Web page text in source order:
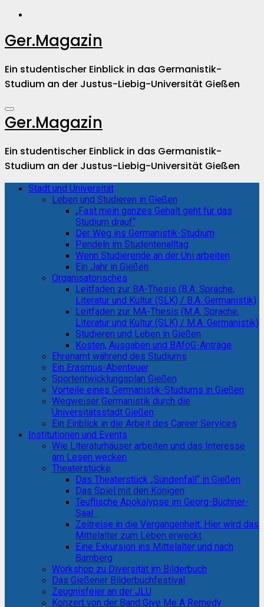
Zum
springen
Ger.Magazin
Ein studentischer Einblick in das Germanistik-
Studium an der Justus-Liebig-Universität Gießen
Ger.Magazin
Ein studentischer Einblick in das Germanistik-
Studium an der Justus-Liebig-Universität Gießen
Stadt und Universität
Leben und Studieren in Gießen
„Fast mein ganzes Gehalt geht für das
Studium drauf“
Der Weg ins Germanistik-Studium
Pendeln im Studentenalltag
Wenn Studierende an der Uni arbeiten
Ein Jahr in Gießen
Organisatorisches
Leitfaden zur BA-Thesis (B.A. Sprache,
Literatur und Kultur (SLK) / B.A. Germanistik)
Leitfaden zur MA-Thesis (M.A. Sprache,
Literatur und Kultur (SLK) / M.A. Germanistik)
Studieren und Leben in Gießen
Kosten, Ausgaben und BAföG-Anträge
Ehrenamt während des Studiums
Ein Erasmus-Abenteuer
Sportentwicklungsplan Gießen
Vorteile eines Germanistik-Studiums in Gießen
Wegweiser Germanistik durch die
Universitätsstadt Gießen
Ein Einblick in die Arbeit des Career Services
Institutionen und Events
Wie Literaturhäuser arbeiten und das Interesse
am Lesen wecken
Theaterstücke
Das Theaterstück „Sündenfall“ in Gießen
Das Spiel mit den Königen
Teuflische Apokalypse im Georg-Büchner-
Saal
Zeitreise in die Vergangenheit: Hier wird das
Mittelalter zum Leben erweckt
Eine Exkursion ins Mittelalter und nach
Bamberg
Workshop zu Diversität im Bilderbuch
Das Gießener Bilderbuchfestival
Zeugnisfeier an der JLU
Konzert von der Band Give Me A Remedy